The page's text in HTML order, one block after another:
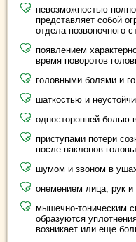
невозможностью
представляет собой
отдела позвоночного
появлением
время поворотов
головными болями и
шаткостью и
односторонней болью
приступами потери
после наклонов
шумом и звоном в
онемением лица, рук и
мышечно-тоническим
образуются
возникает или еще